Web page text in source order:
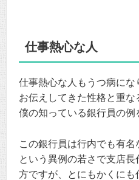
仕事熱心な人
仕事熱心な人もうつ病に
お伝えしてきた性格と重
僕の知っている銀行員の例
この銀行員は行内でも有
という異例の若さで支店
方ですが、とにもかくに